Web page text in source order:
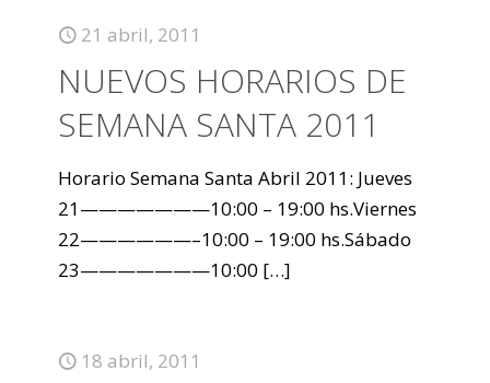
21 abril, 2011
NUEVOS HORARIOS DE
SEMANA SANTA 2011
Horario Semana Santa Abril 2011: Jueves
21———————10:00 – 19:00 hs.Viernes
22——————–10:00 – 19:00 hs.Sábado
23———————10:00 […]
18 abril, 2011